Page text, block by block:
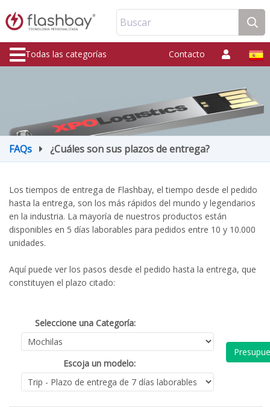
Buscar
Todas las categorías Contacto
FAQs ¿Cuáles son sus plazos de entrega?
Los tiempos de entrega de Flashbay, el tiempo desde el pedido
hasta la entrega, son los más rápidos del mundo y legendarios
en la industria. La mayoría de nuestros productos están
disponibles en 5 días laborables para pedidos entre 10 y 10.000
unidades.
Aquí puede ver los pasos desde el pedido hasta la entrega, que
constituyen el plazo citado:
Seleccione una Categoría:
Escoja un modelo: